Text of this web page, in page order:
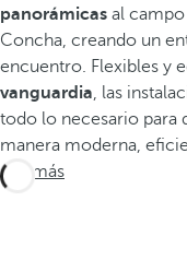
panorámicas al
Concha, creando un
encuentro. Flexibles y
vanguardia, las
todo lo necesario para
manera moderna,
Ver más